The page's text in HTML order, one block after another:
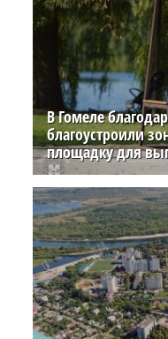
В Гомеле
благоустроили
площадку для